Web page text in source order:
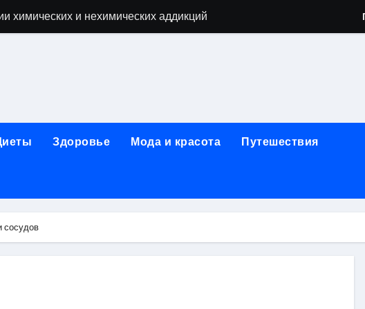
химических и нехимических аддикций
12 шагов, психотерапия, ресоциализация и оценка
магазин: организация работы, услуги и ключевые особенности
под ключ
крыла одного полёта
Здоровье Мода и красота Путешествия
сосудов